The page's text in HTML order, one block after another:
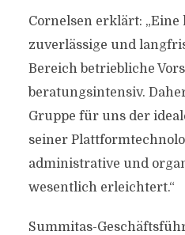
Cornelsen erklärt: „Eine
zuverlässige und
Bereich betriebliche
beratungsintensiv.
Gruppe für uns der
seiner
administrative und
wesentlich erleichtert.“
Summitas-